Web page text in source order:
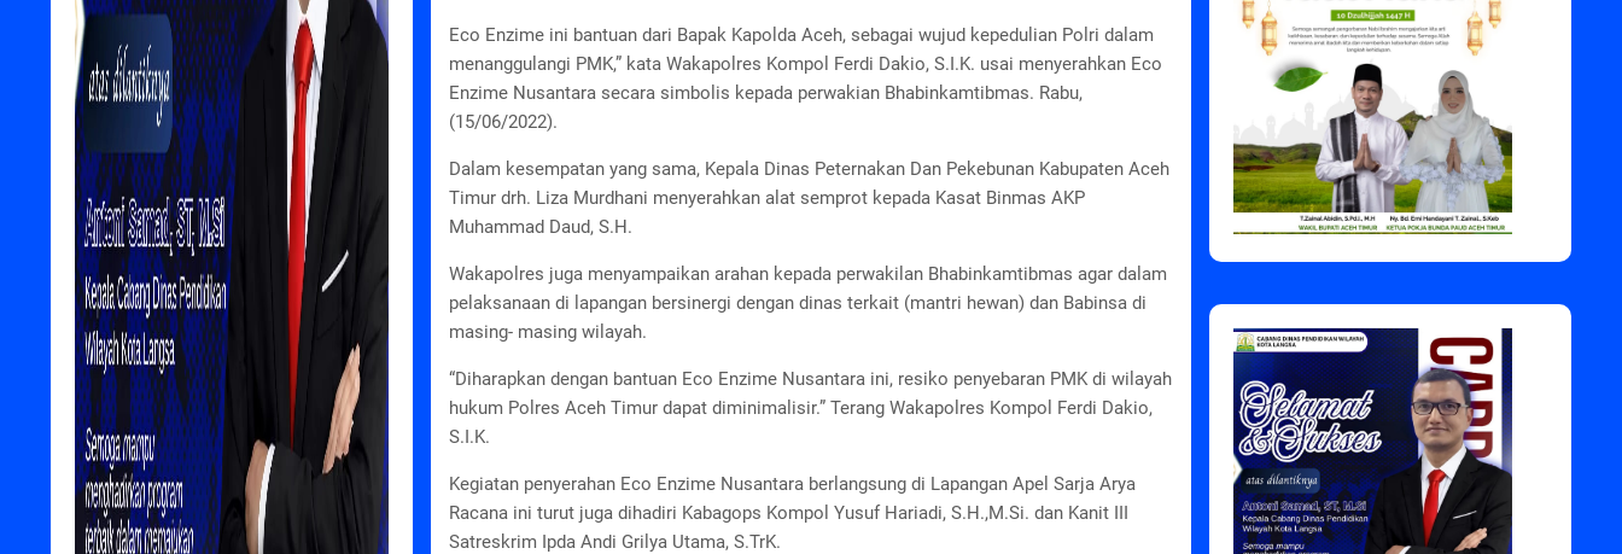
Eco Enzime ini bantuan dari Bapak Kapolda Aceh, sebagai wujud kepedulian Polri dalam
menanggulangi PMK,” kata Wakapolres Kompol Ferdi Dakio, S.I.K. usai menyerahkan Eco
Enzime Nusantara secara simbolis kepada perwakian Bhabinkamtibmas. Rabu,
(15/06/2022).
Dalam kesempatan yang sama, Kepala Dinas Peternakan Dan Pekebunan Kabupaten Aceh
Timur drh. Liza Murdhani menyerahkan alat semprot kepada Kasat Binmas AKP
Muhammad Daud, S.H.
Wakapolres juga menyampaikan arahan kepada perwakilan Bhabinkamtibmas agar dalam
pelaksanaan di lapangan bersinergi dengan dinas terkait (mantri hewan) dan Babinsa di
masing- masing wilayah.
“Diharapkan dengan bantuan Eco Enzime Nusantara ini, resiko penyebaran PMK di wilayah
hukum Polres Aceh Timur dapat diminimalisir.” Terang Wakapolres Kompol Ferdi Dakio,
S.I.K.
Kegiatan penyerahan Eco Enzime Nusantara berlangsung di Lapangan Apel Sarja Arya
Racana ini turut juga dihadiri Kabagops Kompol Yusuf Hariadi, S.H.,M.Si. dan Kanit III
Satreskrim Ipda Andi Grilya Utama, S.TrK.